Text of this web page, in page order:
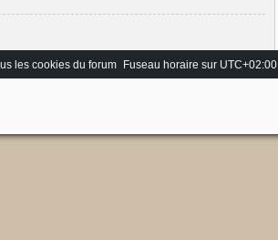
Fuseau horaire sur UTC+02:00
les cookies du forum